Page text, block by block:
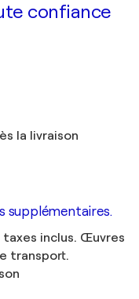
confiance
la livraison
supplémentaires.
taxes inclus. Œuvres
transport.